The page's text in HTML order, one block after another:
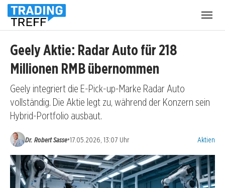
Geely Aktie: Radar Auto für 218
Millionen RMB übernommen
Geely integriert die E-Pick-up-Marke Radar Auto
vollständig. Die Aktie legt zu, während der Konzern sein
Hybrid-Portfolio ausbaut.
Dr. Robert Sasse•17.05.2026, 13:07 Uhr Aktien